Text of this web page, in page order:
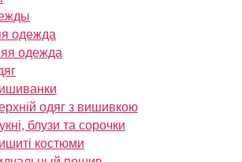
одежда
одежда
одяг з вишивкою
блузи та сорочки
костюми